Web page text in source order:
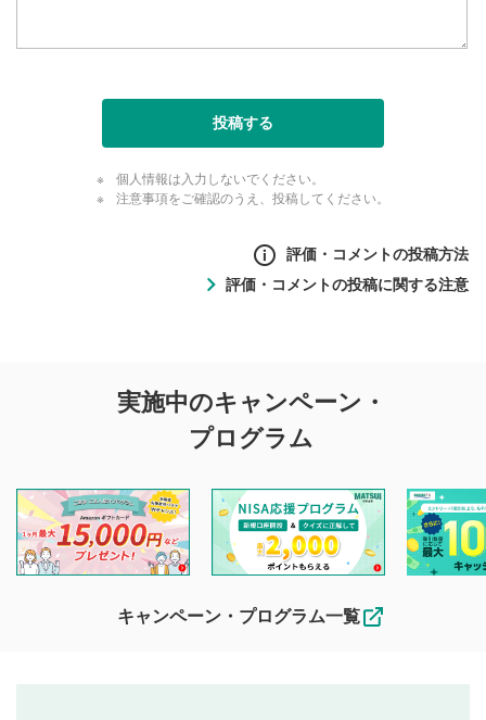
投稿する
個人情報は入力しないでください。
注意事項をご確認のうえ、投稿してください。
評価・コメントの投稿方法
評価・コメントの投稿に関する注意
投稿に関する注意
を目的として、各動画コンテンツに、評価およびコメントの
投稿ができます。利用者は以下の注意事項をご理解のうえ、
閲覧および投稿を行うものとしてください。
他の利用者が動画を視聴される際の参考になるコメントをお
待ちしております。
なお、投稿をもって、本注意事項に同意されたものとみなし
実施中のキャンペーン・
プログラム
キャンペーン・プログラム一覧